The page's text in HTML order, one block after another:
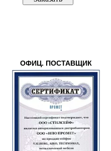
ОФИЦ. ПОСТАВЩИК